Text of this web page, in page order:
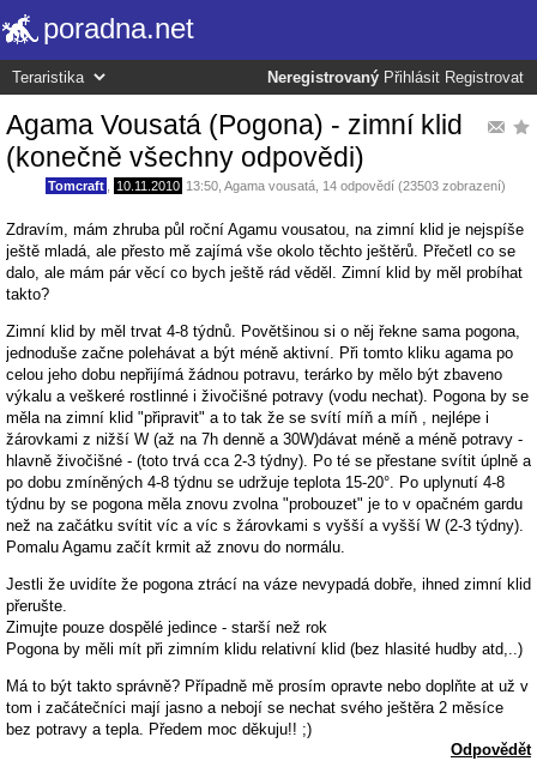
poradna.net
Neregistrovaný Přihlásit Registrovat
Agama Vousatá (Pogona) - zimní klid
(konečně všechny odpovědi)
Tomcraft 10.11.2010 13:50 Agama vousatá , 14 odpovědí (23503 zobrazení)
Zdravím, mám zhruba půl roční Agamu vousatou, na zimní klid je nejspíše
ještě mladá, ale přesto mě zajímá vše okolo těchto ještěrů. Přečetl co se
dalo, ale mám pár věcí co bych ještě rád věděl. Zimní klid by měl probíhat
takto?
Zimní klid by měl trvat 4-8 týdnů. Povětšinou si o něj řekne sama pogona,
jednoduše začne polehávat a být méně aktivní. Při tomto kliku agama po
celou jeho dobu nepřijímá žádnou potravu, terárko by mělo být zbaveno
výkalu a veškeré rostlinné i živočišné potravy (vodu nechat). Pogona by se
měla na zimní klid "připravit" a to tak že se svítí míň a míň , nejlépe i
žárovkami z nižší W (až na 7h denně a 30W)dávat méně a méně potravy -
hlavně živočišné - (toto trvá cca 2-3 týdny). Po té se přestane svítit úplně a
po dobu zmíněných 4-8 týdnu se udržuje teplota 15-20°. Po uplynutí 4-8
týdnu by se pogona měla znovu zvolna "probouzet" je to v opačném gardu
než na začátku svítit víc a víc s žárovkami s vyšší a vyšší W (2-3 týdny).
Pomalu Agamu začít krmit až znovu do normálu.
Jestli že uvidíte že pogona ztrácí na váze nevypadá dobře, ihned zimní klid
přerušte.
Zimujte pouze dospělé jedince - starší než rok
Pogona by měli mít při zimním klidu relativní klid (bez hlasité hudby atd,..)
Má to být takto správně? Případně mě prosím opravte nebo doplňte at už v
tom i začátečníci mají jasno a nebojí se nechat svého ještěra 2 měsíce
bez potravy a tepla. Předem moc děkuju!! ;)
Odpovědět